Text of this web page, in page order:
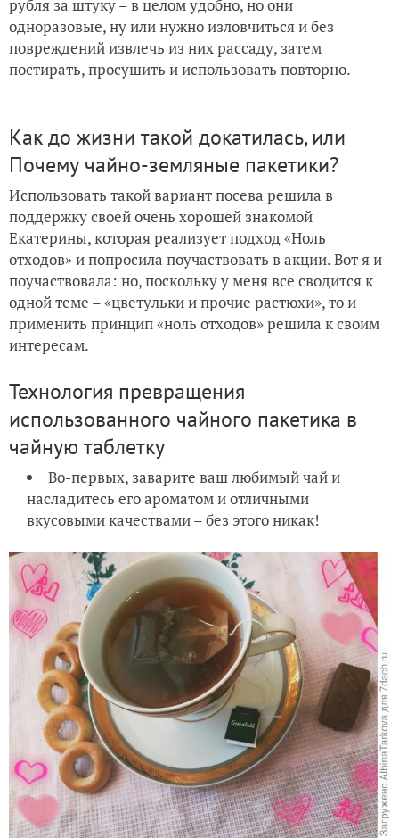
рубля за штуку – в целом удобно, но они
одноразовые, ну или нужно изловчиться и без
повреждений извлечь из них рассаду, затем
постирать, просушить и использовать повторно.
Как до жизни такой докатилась, или
Почему чайно-земляные пакетики?
Использовать такой вариант посева решила в
поддержку своей очень хорошей знакомой
Екатерины, которая реализует подход «Ноль
отходов» и попросила поучаствовать в акции. Вот я и
поучаствовала: но, поскольку у меня все сводится к
одной теме – «цветульки и прочие растюхи», то и
применить принцип «ноль отходов» решила к своим
интересам.
Технология превращения
использованного чайного пакетика в
чайную таблетку
Во-первых, заварите ваш любимый чай и
насладитесь его ароматом и отличными
вкусовыми качествами – без этого никак!